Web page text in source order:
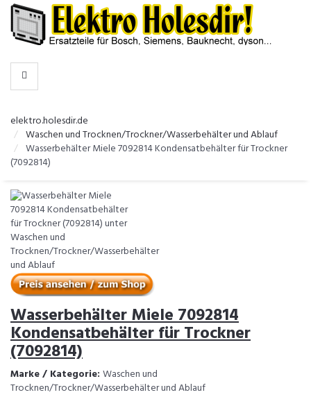
>
KATEGORIEN
elektro.holesdir.de
Waschen und Trocknen/Trockner/Wasserbehälter und Ablauf
Wasserbehälter Miele 7092814 Kondensatbehälter für Trockner
(7092814)
Wasserbehälter Miele 7092814
Kondensatbehälter für Trockner
(7092814)
Marke / Kategorie: Waschen und
Trocknen/Trockner/Wasserbehälter und Ablauf